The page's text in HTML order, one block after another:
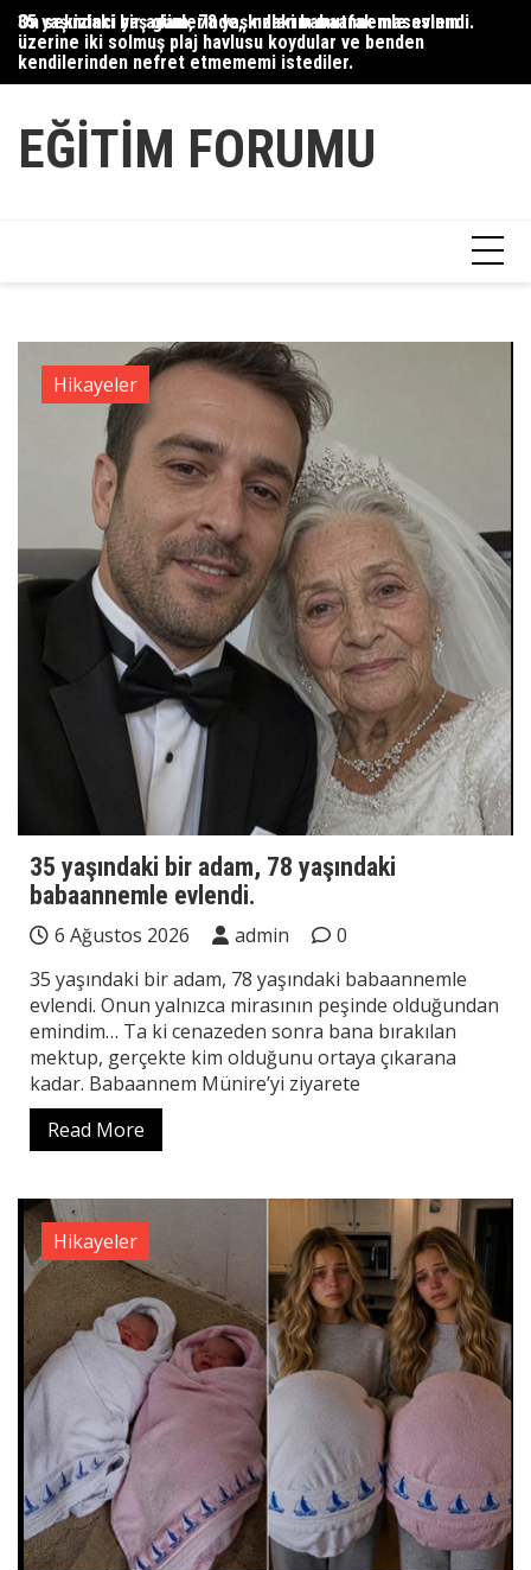
Skip
content
35 yaşındaki bir adam, 78 yaşındaki babaannemle evlendi.
On sekizinci yaş günlerinde, kızlarım mutfak masasının
üzerine iki solmuş plaj havlusu koydular ve benden
kendilerinden nefret etmememi istediler.
EĞITIM FORUMU
Hikayeler
35 yaşındaki bir adam, 78 yaşındaki
babaannemle evlendi.
6 Ağustos 2026 admin
0
35 yaşındaki bir adam, 78 yaşındaki babaannemle
evlendi. Onun yalnızca mirasının peşinde olduğundan
emindim… Ta ki cenazeden sonra bana bırakılan
mektup, gerçekte kim olduğunu ortaya çıkarana
kadar. Babaannem Münire’yi ziyarete
Read More
Hikayeler